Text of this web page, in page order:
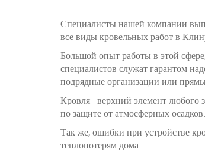
Специалисты нашей компании
все виды кровельных работ в
Большой опыт работы в этой
специалистов служат гарантом
подрядные организации или
Кровля - верхний элемент
по защите от атмосферных осадков.
Так же, ошибки при устройстве
теплопотерям дома.